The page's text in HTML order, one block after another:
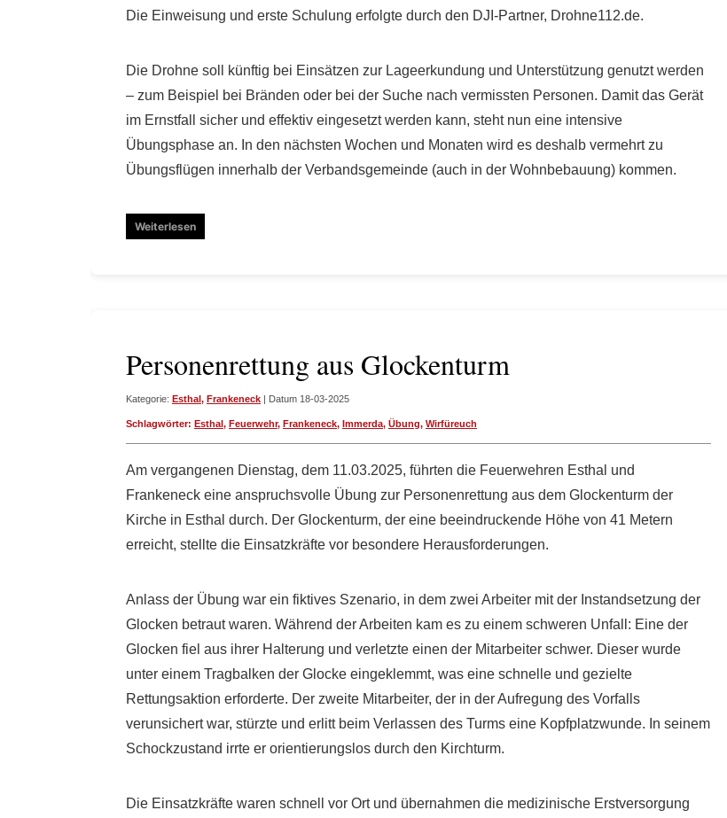
Die Einweisung und erste Schulung erfolgte durch den DJI-Partner, Drohne112.de.
Die Drohne soll künftig bei Einsätzen zur Lageerkundung und Unterstützung genutzt werden
– zum Beispiel bei Bränden oder bei der Suche nach vermissten Personen. Damit das Gerät
im Ernstfall sicher und effektiv eingesetzt werden kann, steht nun eine intensive
Übungsphase an. In den nächsten Wochen und Monaten wird es deshalb vermehrt zu
Übungsflügen innerhalb der Verbandsgemeinde (auch in der Wohnbebauung) kommen.
Weiterlesen
Personenrettung aus Glockenturm
Kategorie: Esthal, Frankeneck | Datum 18-03-2025
Schlagwörter: Esthal, Feuerwehr, Frankeneck, Immerda, Übung, Wirfüreuch
Am vergangenen Dienstag, dem 11.03.2025, führten die Feuerwehren Esthal und
Frankeneck eine anspruchsvolle Übung zur Personenrettung aus dem Glockenturm der
Kirche in Esthal durch. Der Glockenturm, der eine beeindruckende Höhe von 41 Metern
erreicht, stellte die Einsatzkräfte vor besondere Herausforderungen.
Anlass der Übung war ein fiktives Szenario, in dem zwei Arbeiter mit der Instandsetzung der
Glocken betraut waren. Während der Arbeiten kam es zu einem schweren Unfall: Eine der
Glocken fiel aus ihrer Halterung und verletzte einen der Mitarbeiter schwer. Dieser wurde
unter einem Tragbalken der Glocke eingeklemmt, was eine schnelle und gezielte
Rettungsaktion erforderte. Der zweite Mitarbeiter, der in der Aufregung des Vorfalls
verunsichert war, stürzte und erlitt beim Verlassen des Turms eine Kopfplatzwunde. In seinem
Schockzustand irrte er orientierungslos durch den Kirchturm.
Die Einsatzkräfte waren schnell vor Ort und übernahmen die medizinische Erstversorgung